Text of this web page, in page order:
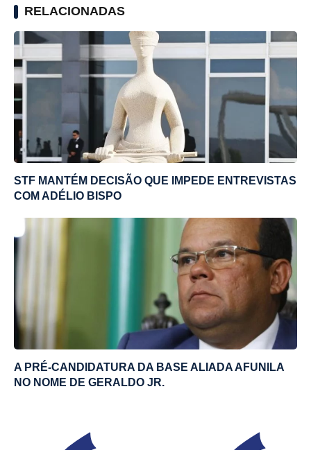
RELACIONADAS
STF MANTÉM DECISÃO QUE IMPEDE ENTREVISTAS
COM ADÉLIO BISPO
A PRÉ-CANDIDATURA DA BASE ALIADA AFUNILA
NO NOME DE GERALDO JR.